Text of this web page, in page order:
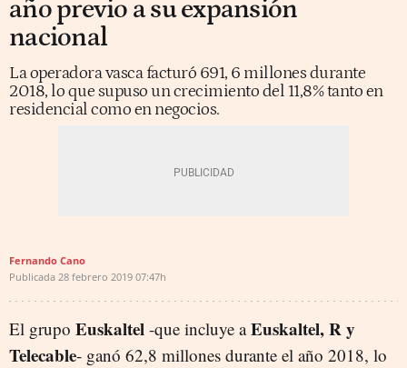
año previo a su expansión
nacional
La operadora vasca facturó 691, 6 millones durante
2018, lo que supuso un crecimiento del 11,8% tanto en
residencial como en negocios.
Fernando Cano
Publicada 28 febrero 2019 07:47h
El grupo Euskaltel -que incluye aEuskaltel, R y
Telecable- ganó 62,8 millones durante el año 2018, lo